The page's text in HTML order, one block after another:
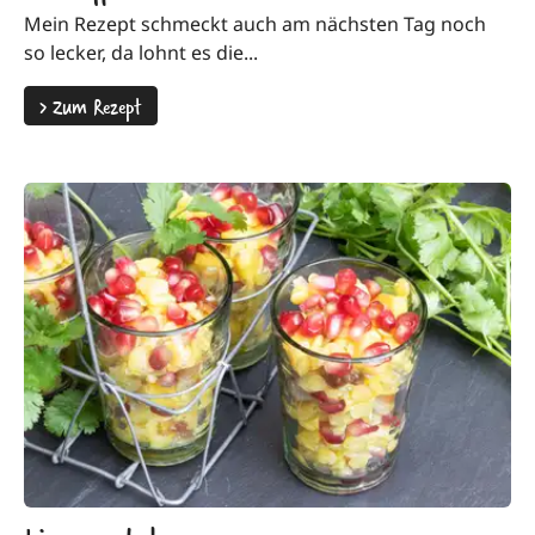
Mein Rezept schmeckt auch am nächsten Tag noch
so lecker, da lohnt es die...
>Zum Rezept